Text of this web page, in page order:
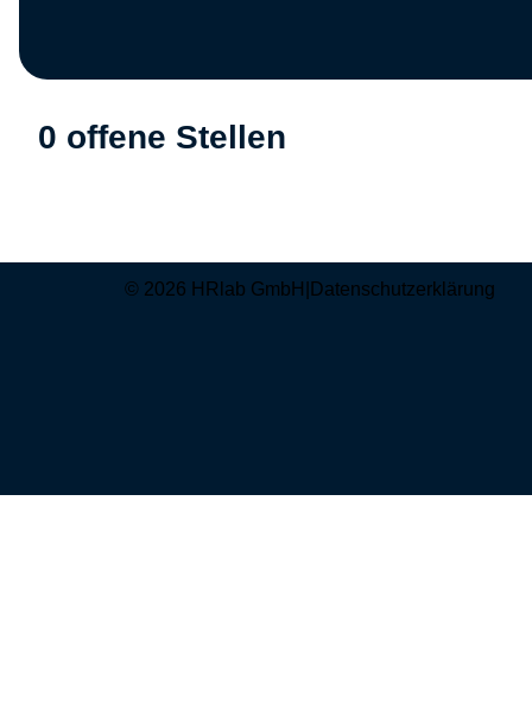
0 offene Stellen
© 2026 HRlab GmbH Datenschutzerklärung